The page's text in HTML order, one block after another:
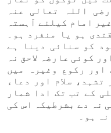
اللہ تعالی عنہ
امام کیلئے آہستہ
ہو یا منفرد ہو۔
کو سنائی دینا ہے
کوئی عارضہ لاحق نہ
اور رکوع وغیرہ میں
سلام اور دعاء
کے تب تک ادا شمار
نہ دے بشرطیکہ اس کی
ہو۔